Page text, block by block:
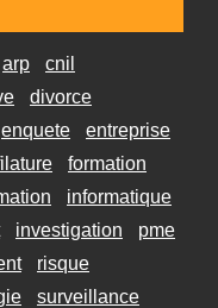
arp
cnil
divorce
enquete
entreprise
formation
informatique
investigation
pme
risque
surveillance